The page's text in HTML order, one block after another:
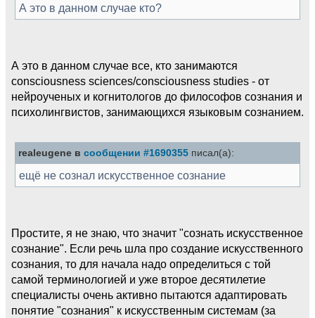
А это в данном случае кто?
А это в данном случае все, кто занимаются
consciousness sciences/consciousness studies - от
нейроученых и когнитологов до философов сознания и
психолингвистов, занимающихся языковым сознанием.
realeugene в сообщении #1690355 писал(а):
ещё не сознал искусственное сознание
Простите, я не знаю, что значит "сознать искусственное
сознание". Если речь шла про создание искусственного
сознания, то для начала надо определиться с той
самой терминологией и уже второе десятилетие
специалисты очень активно пытаются адаптировать
понятие "сознания" к искусственным системам (за